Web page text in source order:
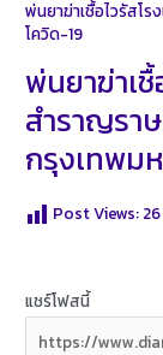
พ่นยาฆ่าเชื้อไวรัสโร
โควิด-19
พ่นยาฆ่าเชื้
สำราญรา
กรุงเทพม
Post Views: 26
แชร์โฟสนี้